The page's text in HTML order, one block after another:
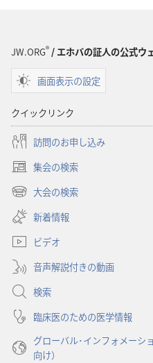
JW.ORG®/ エホバの証人の公式ウ
画面表示の設定
クイックリンク
訪問のお申し込み
集会の検索
（新
し
タ
で
開
く）
大会の検索
（新
し
い
タ
ブ
で
開
く）
新着情報
ビデオ
音声解説付きの動画
検索
臨床医のための医学情報
グローバル･インフォメーシ
向け）